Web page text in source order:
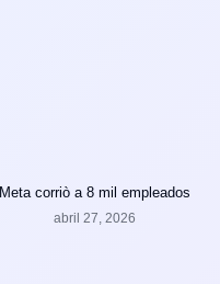
Meta corriò a 8 mil empleados
abril 27, 2026